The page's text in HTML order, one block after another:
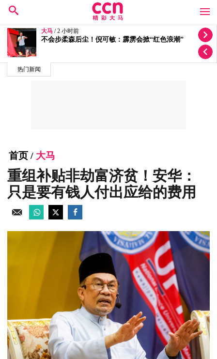
热门新闻
大马 / 3 小时前
安华接受体检及两天观察
首页 / 大马
重组补贴非劫富济贫！安华：
只是要有钱人付出应给的费用